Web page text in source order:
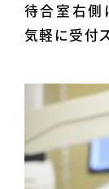
待合室右側
気軽に受付